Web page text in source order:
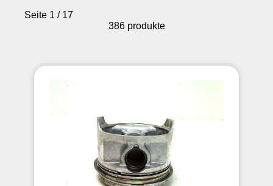
Seite 1 / 17
386 produkte